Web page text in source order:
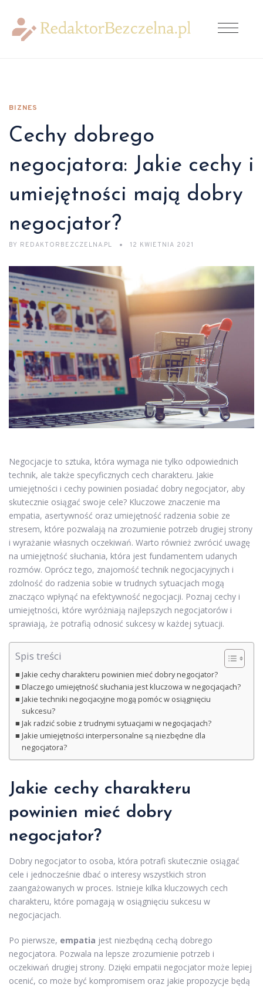
BIZNES
Cechy dobrego
negocjatora: Jakie cechy i
umiejętności mają dobry
negocjator?
BY REDAKTORBEZCZELNA.PL 12 KWIETNIA 2021
Negocjacje to sztuka, która wymaga nie tylko odpowiednich
technik, ale także specyficznych cech charakteru. Jakie
umiejętności i cechy powinien posiadać dobry negocjator, aby
skutecznie osiągać swoje cele? Kluczowe znaczenie ma
empatia, asertywność oraz umiejętność radzenia sobie ze
stresem, które pozwalają na zrozumienie potrzeb drugiej strony
i wyrażanie własnych oczekiwań. Warto również zwrócić uwagę
na umiejętność słuchania, która jest fundamentem udanych
rozmów. Oprócz tego, znajomość technik negocjacyjnych i
zdolność do radzenia sobie w trudnych sytuacjach mogą
znacząco wpłynąć na efektywność negocjacji. Poznaj cechy i
umiejętności, które wyróżniają najlepszych negocjatorów i
sprawiają, że potrafią odnosić sukcesy w każdej sytuacji.
Spis treści
Jakie cechy charakteru powinien mieć dobry negocjator?
Dlaczego umiejętność słuchania jest kluczowa w negocjacjach?
Jakie techniki negocjacyjne mogą pomóc w osiągnięciu
sukcesu?
Jak radzić sobie z trudnymi sytuacjami w negocjacjach?
Jakie umiejętności interpersonalne są niezbędne dla
negocjatora?
Jakie cechy charakteru
powinien mieć dobry
negocjator?
Dobry negocjator to osoba, która potrafi skutecznie osiągać
cele i jednocześnie dbać o interesy wszystkich stron
zaangażowanych w proces. Istnieje kilka kluczowych cech
charakteru, które pomagają w osiągnięciu sukcesu w
negocjacjach.
Po pierwsze, empatia jest niezbędną cechą dobrego
negocjatora. Pozwala na lepsze zrozumienie potrzeb i
oczekiwań drugiej strony. Dzięki empatii negocjator może lepiej
ocenić, co może być kompromisem oraz jakie propozycje będą